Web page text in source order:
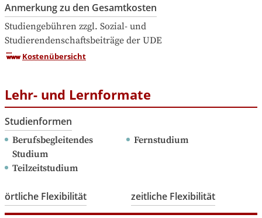
Anmerkung zu den Gesamtkosten
Studiengebühren zzgl. Sozial- und
Studierendenschaftsbeiträge der UDE
Kostenübersicht
Lehr- und Lernformate
Studienformen
Berufsbegleitendes
Studium
Fernstudium
Teilzeitstudium
örtliche Flexibilität zeitliche Flexibilität